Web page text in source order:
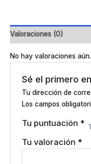
Valoraciones (0)
No hay valoraciones aún.
Sé el primero
Tu dirección de
Los campos
Tu puntuación *
Tu valoración *